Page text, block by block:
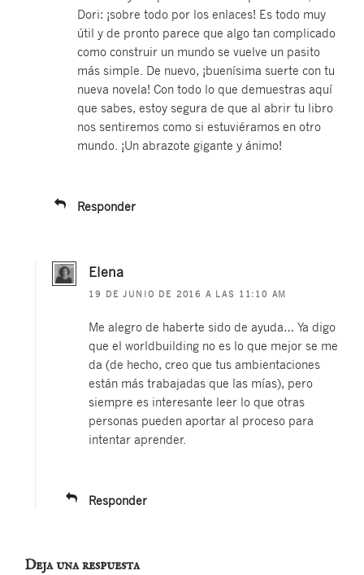
Dori: ¡sobre todo por los enlaces! Es todo muy
útil y de pronto parece que algo tan complicado
como construir un mundo se vuelve un pasito
más simple. De nuevo, ¡buenísima suerte con tu
nueva novela! Con todo lo que demuestras aquí
que sabes, estoy segura de que al abrir tu libro
nos sentiremos como si estuviéramos en otro
mundo. ¡Un abrazote gigante y ánimo!
Responder
Elena
19 DE JUNIO DE 2016 A LAS 11:10 AM
Me alegro de haberte sido de ayuda… Ya digo
que el worldbuilding no es lo que mejor se me
da (de hecho, creo que tus ambientaciones
están más trabajadas que las mías), pero
siempre es interesante leer lo que otras
personas pueden aportar al proceso para
intentar aprender.
Responder
Deja una respuesta